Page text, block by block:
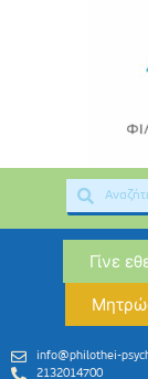
Γίνε
info@philothei-
2132014700